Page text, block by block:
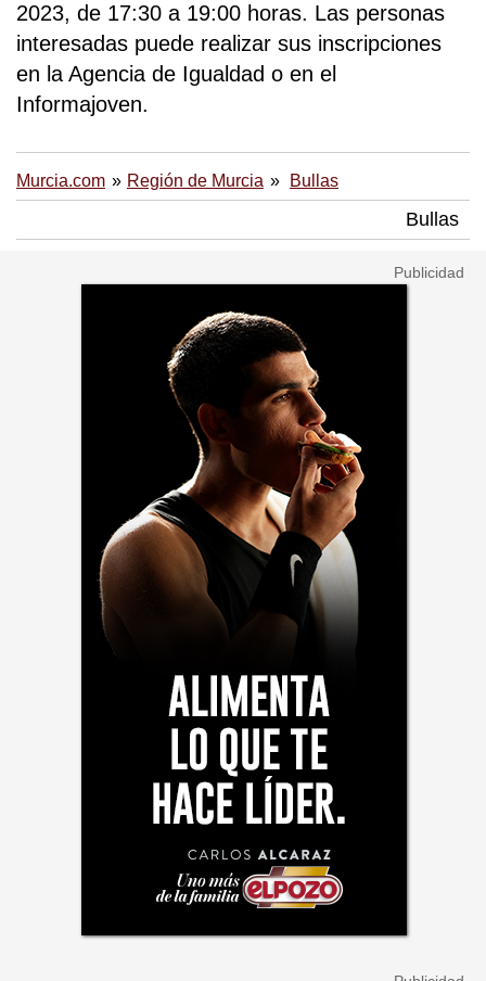
2023, de 17:30 a 19:00 horas. Las personas
interesadas puede realizar sus inscripciones
en la Agencia de Igualdad o en el
Informajoven.
Murcia.com Región de Murcia Bullas
Bullas